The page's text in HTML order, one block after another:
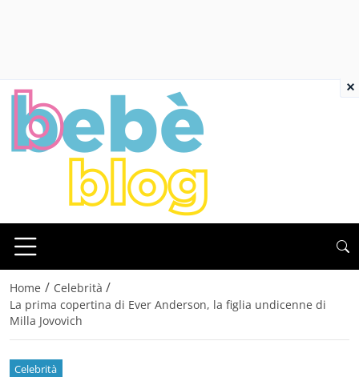
Home / Celebrità /
La prima copertina di Ever Anderson, la figlia undicenne di
Milla Jovovich
Celebrità
×